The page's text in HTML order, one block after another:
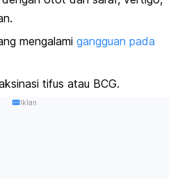
mengalami gangguan pada
tifus atau BCG.
Iklan